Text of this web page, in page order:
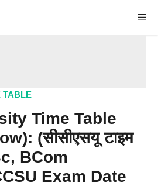
TABLE
Time Table
(सीसीएसयू टाइम
BCom
Exam Date